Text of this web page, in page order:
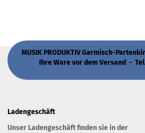
MUSIK PRODUKTIV Garmisch-
Ihre Ware vor dem Versand -
Ladengeschäft
Unser Ladengeschäft finden sie in der